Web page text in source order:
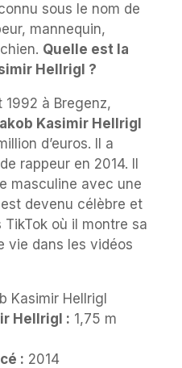
sous le nom de
mannequin,
Quelle est la
Hellrigl ?
1992 à Bregenz,
Kasimir Hellrigl
d’euros. Il a
rappeur en 2014. Il
masculine avec une
devenu célèbre et
où il montre sa
vie dans les vidéos
Kasimir Hellrigl
Hellrigl : 1,75 m
: ‎2014